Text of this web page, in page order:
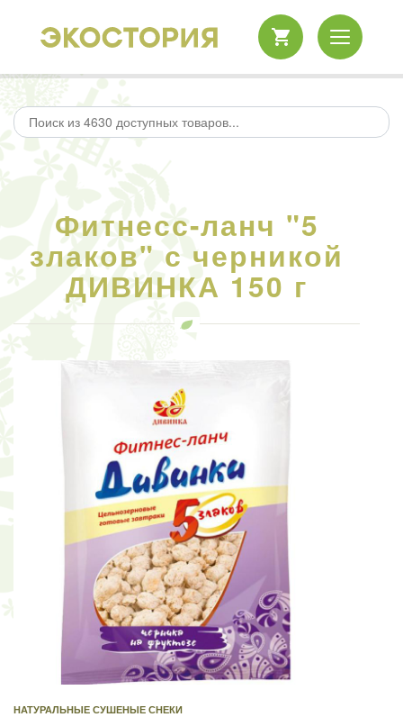
Фитнесс-ланч "5
злаков" с черникой
ДИВИНКА 150 г
НАТУРАЛЬНЫЕ СУШЕНЫЕ СНЕКИ